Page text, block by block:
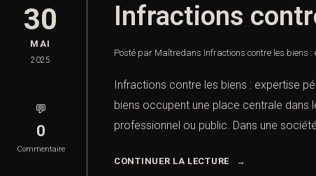
30
MAI
2025
💬
0
Commentaire
Infractions
Posté par Maîtredans Infractions contre les biens :
Infractions contre les biens : expertise
biens occupent une place centrale dans
professionnel ou public. Dans une
CONTINUER LA LECTURE